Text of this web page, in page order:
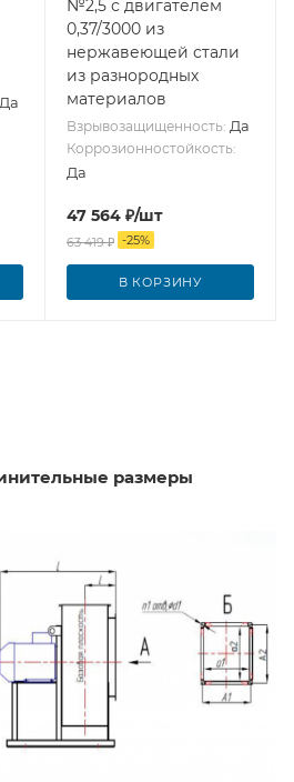
Да
№2,5 с двигателем
0,37/3000 из
нержавеющей стали
из разнородных
материалов
Взрывозащищенность: Да
Коррозионностойкость:
Да
47 564 ₽/шт
63 419₽ -25%
В КОРЗИНУ
размеры